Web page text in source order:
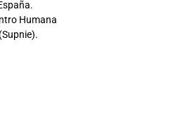
Humana